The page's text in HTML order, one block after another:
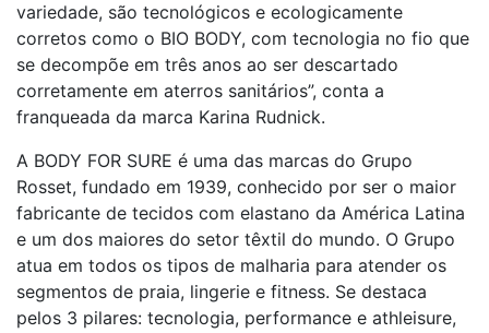
variedade, são tecnológicos e ecologicamente
corretos como o BIO BODY, com tecnologia no fio que
se decompõe em três anos ao ser descartado
corretamente em aterros sanitários”, conta a
franqueada da marca Karina Rudnick.
A BODY FOR SURE é uma das marcas do Grupo
Rosset, fundado em 1939, conhecido por ser o maior
fabricante de tecidos com elastano da América Latina
e um dos maiores do setor têxtil do mundo. O Grupo
atua em todos os tipos de malharia para atender os
segmentos de praia, lingerie e fitness. Se destaca
pelos 3 pilares: tecnologia, performance e athleisure,